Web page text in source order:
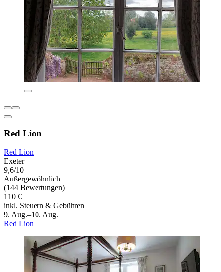
Red Lion
Red Lion
Exeter
9,6/10
Außergewöhnlich
(144 Bewertungen)
110 €
inkl. Steuern & Gebühren
9. Aug.–10. Aug.
Red Lion